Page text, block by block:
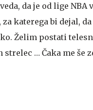
da je od lige
za katerega bi dejal,
Želim postati
strelec … Čaka me še